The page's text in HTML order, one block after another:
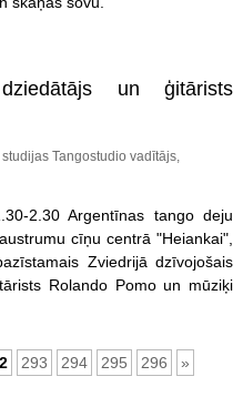
un ģitārists
Tangostudio vadītājs,
2.30 Argentīnas tango deju
cīņu centrā "Heiankai",
Zviedrijā dzīvojošais
Rolando Pomo un mūziķi
293 294 295 296 »